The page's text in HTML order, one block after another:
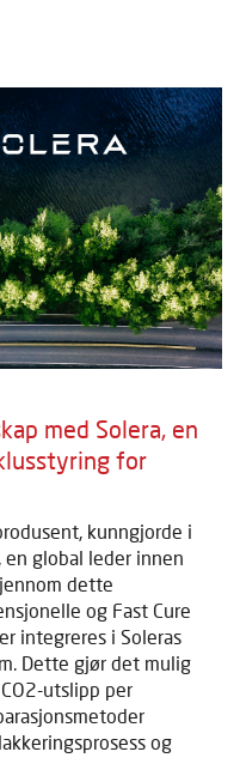
med Solera, en
for
kunngjorde i
en global leder innen
dette
og Fast Cure
integreres i Soleras
Dette gjør det mulig
utslipp per
og